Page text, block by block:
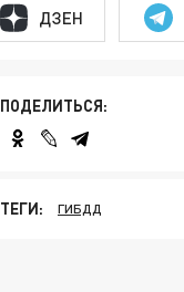
ДЗЕН
ПОДЕЛИТЬСЯ:
ТЕГИ: ГИБДД